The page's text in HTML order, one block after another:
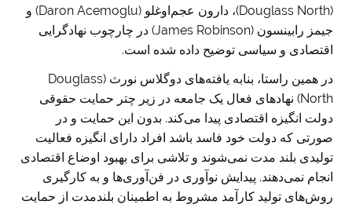
(Douglass North)، دارون عجم‌اوغلو (Daron Acemoglu) و
جیمز رابینسون (James Robinson) در چارچوب نهادگرایی
اقتصادی و سیاسی توضیح داده شده است.
در همین راستا، بنابه یافته‌های دوگلاس نورث (Douglass
North) نهادهای فعال یک جامعه در زیر چتر حمایت حقوقی
دولت انگیزه اقتصادی پیدا می‌کند. بدون این حمایت و در
صورتی که دولت خود فاسد باشد افراد دارای انگیزه فعالیت
تولیدی بلند مدت نمی‌شوند و تلاشی برای بهبود اوضاع اقتصادی
انجام نمی‌دهند. پیدایش نوآوری در فن‌آوری‌ها و به کارگیری
رو‌ش‌های تولید کارآمد مشروط به اطمینان بلندمدت از حمایت